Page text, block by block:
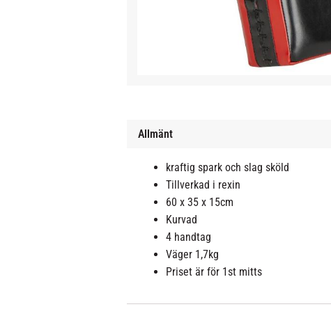
Allmänt
kraftig spark och slag sköld
Tillverkad i rexin
60 x 35 x 15cm
Kurvad
4 handtag
Väger 1,7kg
Priset är för 1st mitts